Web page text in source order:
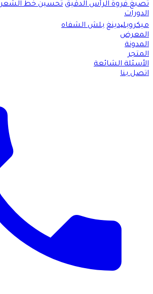
تصبغ فروة الرأس الدقيق تحسين خط الشعر
الدورات
ميكروبلیدينغ بلش الشفاه
المعرض
المدونة
المتجر
الأسئلة الشائعة
اتصل بنا